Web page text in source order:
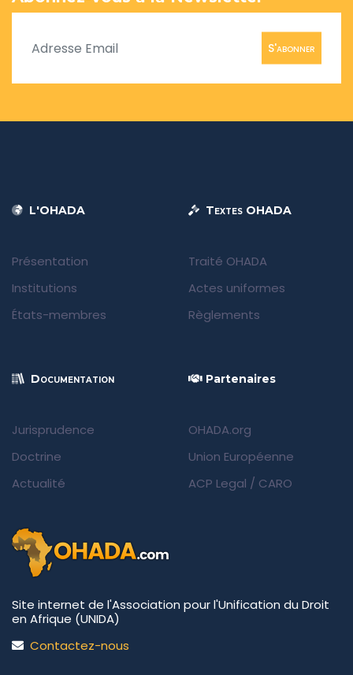
S'abonner
L'OHADA
Présentation
Institutions
États-membres
Textes OHADA
Traité OHADA
Actes uniformes
Règlements
Documentation
Jurisprudence
Doctrine
Actualité
Partenaires
OHADA.org
Union Européenne
ACP Legal / CARO
Site internet de l'Association pour l'Unification du Droit
en Afrique (UNIDA)
Contactez-nous